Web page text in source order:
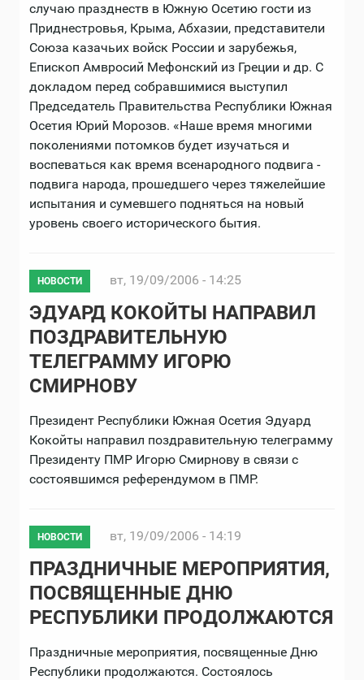
случаю празднеств в Южную Осетию гости из
Приднестровья, Крыма, Абхазии, представители
Союза казачьих войск России и зарубежья,
Епископ Амвросий Мефонский из Греции и др. C
докладом перед собравшимися выступил
Председатель Правительства Республики Южная
Осетия Юрий Морозов. «Наше время многими
поколениями потомков будет изучаться и
воспеваться как время всенародного подвига -
подвига народа, прошедшего через тяжелейшие
испытания и сумевшего подняться на новый
уровень своего исторического бытия.
НОВОСТИ вт, 19/09/2006 - 14:25
ЭДУАРД КОКОЙТЫ НАПРАВИЛ
ПОЗДРАВИТЕЛЬНУЮ
ТЕЛЕГРАММУ ИГОРЮ
СМИРНОВУ
Президент Республики Южная Осетия Эдуард
Кокойты направил поздравительную телеграмму
Президенту ПМР Игорю Смирнову в связи с
состоявшимся референдумом в ПМР.
НОВОСТИ вт, 19/09/2006 - 14:19
ПРАЗДНИЧНЫЕ МЕРОПРИЯТИЯ,
ПОСВЯЩЕННЫЕ ДНЮ
РЕСПУБЛИКИ ПРОДОЛЖАЮТСЯ
Праздничные мероприятия, посвященные Дню
Республики продолжаются. Состоялось